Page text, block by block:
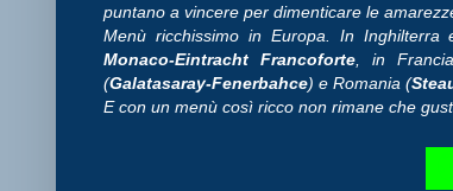
puntano a vincere per dimenticare le
Menù ricchissimo in Europa. In Inghilterra
Monaco-Eintracht Francoforte , in
(Galatasaray-Fenerbahce) e Romania (
E con un menù così ricco non rimane che